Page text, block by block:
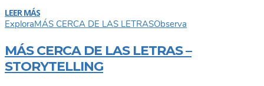
LEER MÁS
ExploraMÁS CERCA DE LAS LETRASObserva
MÁS CERCA DE LAS LETRAS –
STORYTELLING